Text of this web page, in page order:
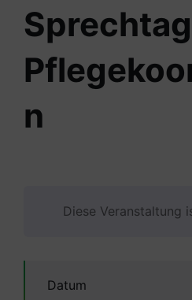
Sprechtag
n
Diese Veranstaltung
Datum